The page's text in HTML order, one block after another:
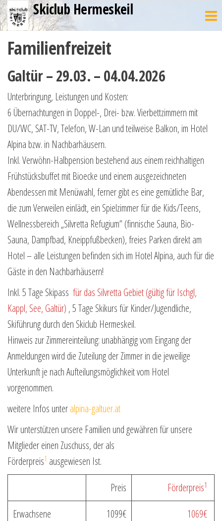
Zum
Inhalt
springen
Skiclub Hermeskeil
Familienfreizeit
Galtür – 29.03. – 04.04.2026
Unterbringung, Leistungen und Kosten:
6 Übernachtungen in Doppel-, Drei- bzw. Vierbettzimmern mit
DU/WC, SAT-TV, Telefon, W-Lan und teilweise Balkon, im Hotel
Alpina bzw. in Nachbarhäusern.
Inkl. Verwöhn-Halbpension bestehend aus einem reichhaltigen
Frühstücksbuffet mit Bioecke und einem ausgezeichneten
Abendessen mit Menüwahl, ferner gibt es eine gemütliche Bar,
die zum Verweilen einlädt, ein Spielzimmer für die Kids/Teens,
Wellnessbereich „Silvretta Refugium“ (finnische Sauna, Bio-
Sauna, Dampfbad, Kneippfußbecken), freies Parken direkt am
Hotel – alle Leistungen befinden sich im Hotel Alpina, auch für die
Gäste in den Nachbarhäusern!
Inkl. 5 Tage Skipass für das Silvretta Gebiet (gültig für Ischgl,
Kappl, See, Galtür) , 5 Tage Skikurs für Kinder/Jugendliche,
Skiführung durch den Skiclub Hermeskeil.
Hinweis zur Zimmereinteilung: unabhängig vom Eingang der
Anmeldungen wird die Zuteilung der Zimmer in die jeweilige
Unterkunft je nach Aufteilungsmöglichkeit vom Hotel
vorgenommen.
weitere Infos unteralpina-galtuer.at
Wir unterstützen unsere Familien und gewähren für unsere
Mitglieder einen Zuschuss, der als
Förderpreis1 ausgewiesen Ist.
Preis
Förderpreis1
Erwachsene 1099€
1069€